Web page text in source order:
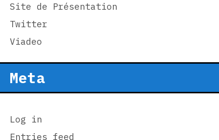
Site de Présentation
Twitter
Viadeo
Meta
Log in
Entries feed